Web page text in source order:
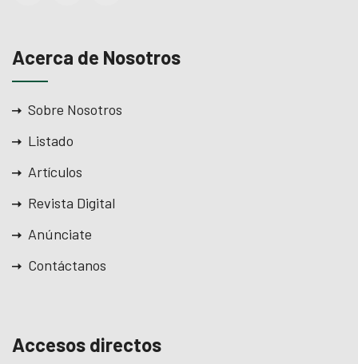
Acerca de Nosotros
Sobre Nosotros
Listado
Artículos
Revista Digital
Anúnciate
Contáctanos
Accesos directos